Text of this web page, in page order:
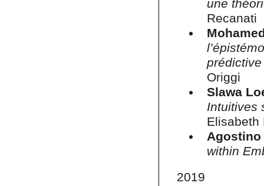
une
Recanati
Origgi
Slawa
Intuitives
Elisabeth
within
2019